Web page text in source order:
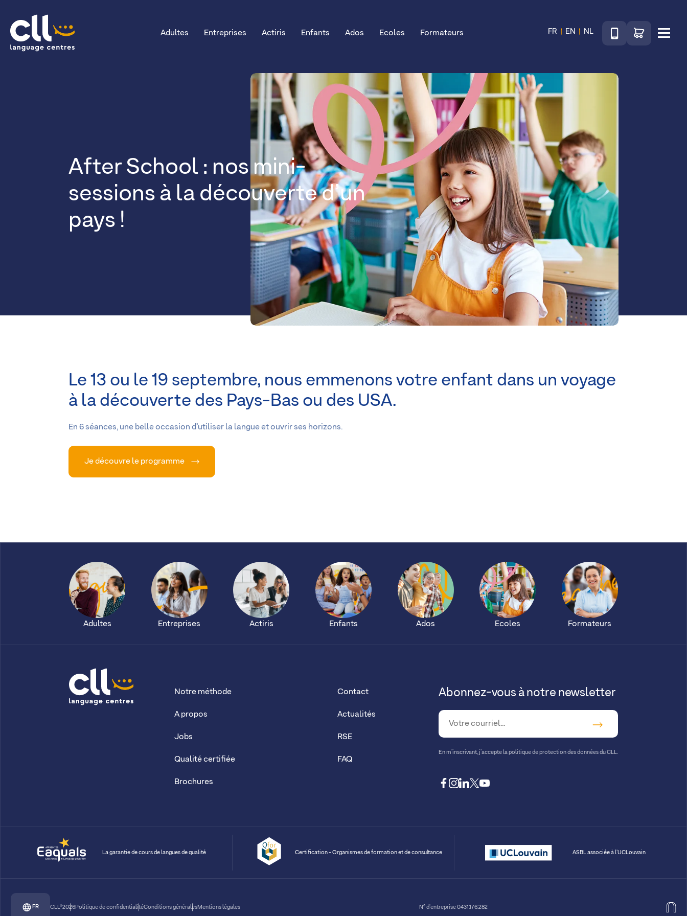
CLL
Adultes Entreprises Actiris Enfants Ados Ecoles Formateurs FR EN NL
TéléphoneAccéder au
After School : nos mini-
sessions à la découverte d’un
pays !
Le 13 ou le 19 septembre, nous emmenons votre enfant dans un voyage
à la découverte des Pays-Bas ou des USA.
En 6 séances, une belle occasion d’utiliser la langue et ouvrir ses horizons.
Je découvre le programme
Adultes Entreprises Actiris Enfants Ados Ecoles Formateurs
CLL
Notre méthode
A propos
Jobs
Qualité certifiée
Brochures
Contact
Actualités
RSE
FAQ
Abonnez-vous à notre newsletter
En m’inscrivant, j’accepte la politique de protection des données du CLL.
facebook
instagram
linkedin
twitteryoutube
La garantie de cours de langues de qualité Certification - Organismes de formation et de consultance ASBL associée à l'UCLouvain
FR CLL®2026Politique de confidentialitéConditions généralesMentions légales N° d'entreprise 0431.176.282